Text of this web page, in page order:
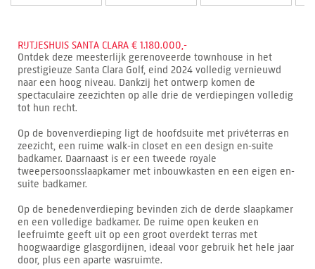
RIJTJESHUIS SANTA CLARA € 1.180.000,-
Ontdek deze meesterlijk gerenoveerde townhouse in het
prestigieuze Santa Clara Golf, eind 2024 volledig vernieuwd
naar een hoog niveau. Dankzij het ontwerp komen de
spectaculaire zeezichten op alle drie de verdiepingen volledig
tot hun recht.
Op de bovenverdieping ligt de hoofdsuite met privéterras en
zeezicht, een ruime walk-in closet en een design en-suite
badkamer. Daarnaast is er een tweede royale
tweepersoonsslaapkamer met inbouwkasten en een eigen en-
suite badkamer.
Op de benedenverdieping bevinden zich de derde slaapkamer
en een volledige badkamer. De ruime open keuken en
leefruimte geeft uit op een groot overdekt terras met
hoogwaardige glasgordijnen, ideaal voor gebruik het hele jaar
door, plus een aparte wasruimte.